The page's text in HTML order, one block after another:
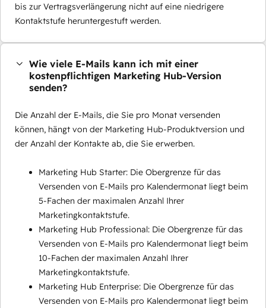
bis zur Vertragsverlängerung nicht auf eine niedrigere
Kontaktstufe heruntergestuft werden.
Wie viele E-Mails kann ich mit einer
kostenpflichtigen Marketing Hub-Version
senden?
Die Anzahl der E-Mails, die Sie pro Monat versenden
können, hängt von der Marketing Hub-Produktversion und
der Anzahl der Kontakte ab, die Sie erwerben.
Marketing Hub Starter: Die Obergrenze für das
Versenden von E-Mails pro Kalendermonat liegt beim
5-Fachen der maximalen Anzahl Ihrer
Marketingkontaktstufe.
Marketing Hub Professional: Die Obergrenze für das
Versenden von E-Mails pro Kalendermonat liegt beim
10-Fachen der maximalen Anzahl Ihrer
Marketingkontaktstufe.
Marketing Hub Enterprise: Die Obergrenze für das
Versenden von E-Mails pro Kalendermonat liegt beim